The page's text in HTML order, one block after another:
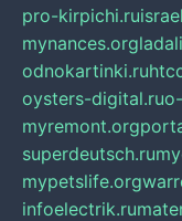
pro-kirpichi.ru
mynances.org
odnokartinki.ru
oysters-digital.ru
myremont.org
superdeutsch.ru
mypetslife.org
infoelectrik.ru